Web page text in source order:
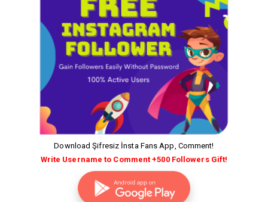
Download Şifresiz İnsta Fans App, Comment!
Write Username to Comment +500 Followers Gift!